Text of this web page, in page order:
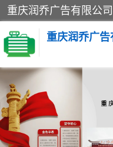
重庆润乔广告
招牌类
灯箱类